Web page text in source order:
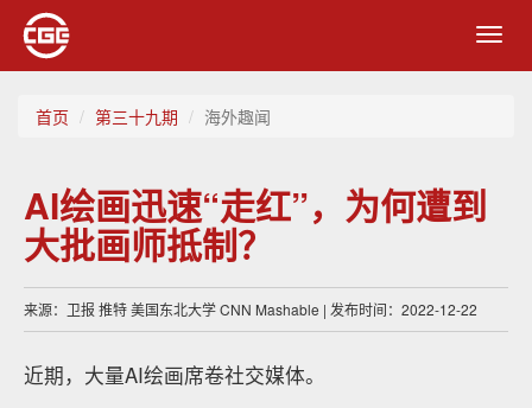
首页 第三十九期 海外趣闻
AI绘画迅速“走红”，为何遭到
大批画师抵制？
来源：卫报 推特 美国东北大学 CNN Mashable | 发布时间：2022-12-22
近期，大量AI绘画席卷社交媒体。